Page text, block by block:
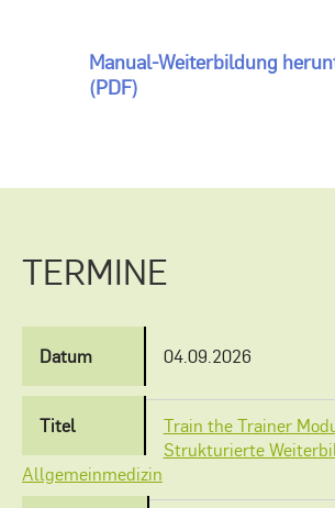
Manual-Weiterbildung
(PDF)
TERMINE
04.09.2026
Train the Trainer
Strukturierte
Allgemeinmedizin